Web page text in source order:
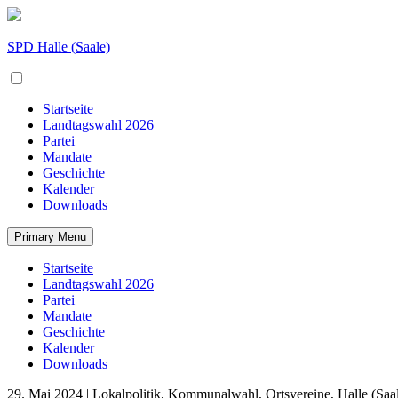
Skip
content
SPD Halle (Saale)
Startseite
Landtagswahl 2026
Partei
Mandate
Geschichte
Kalender
Downloads
Primary Menu
Startseite
Landtagswahl 2026
Partei
Mandate
Geschichte
Kalender
Downloads
29. Mai 2024 | Lokalpolitik, Kommunalwahl, Ortsvereine, Halle